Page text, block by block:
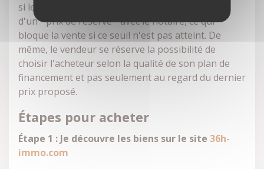
si le soufflé ne monte pas ! Le vendeur convient
d'un " prix de réserve " avec le notaire, ce qui
bloque la vente si ce seuil n'est pas atteint. De
même, le vendeur se réserve la possibilité de
choisir l'acheteur selon la qualité de son plan de
financement et pas seulement au regard du dernier
prix proposé.
Étapes pour acheter
Étape 1 : Je découvre les biens sur le site 36h-
immo.com